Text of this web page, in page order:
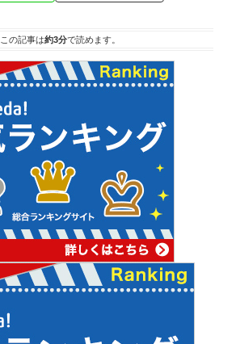
この記事は約3分で読めます。